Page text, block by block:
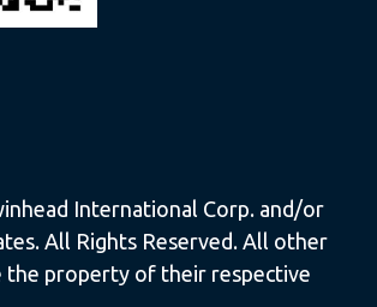
International Corp. and/or
All Rights Reserved. All other
the property of their respective